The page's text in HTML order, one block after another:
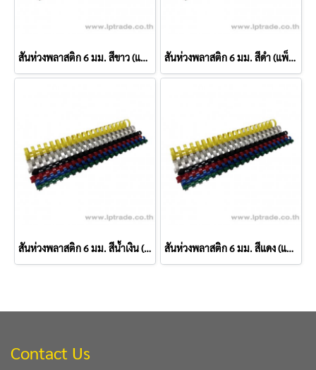
สันห่วงพลาสติก 6 มม. สีขาว (แพ็ค 10 อัน) สันห่วงพลาสติก 6 มม. สีดำ (แพ็ค 10 อัน)
สันห่วงพลาสติก 6 มม. สีน้ำเงิน (แพ็ค 10 อัน) สันห่วงพลาสติก 6 มม. สีแดง (แพ็ค 10 อัน)
Contact Us